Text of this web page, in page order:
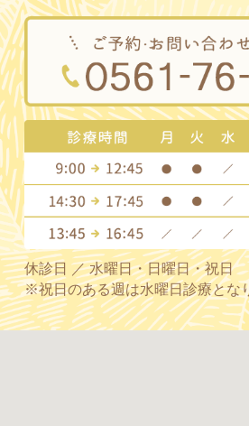
休診日 ／ 水曜日・日曜日・祝日
※祝日のある週は水曜日診療とな